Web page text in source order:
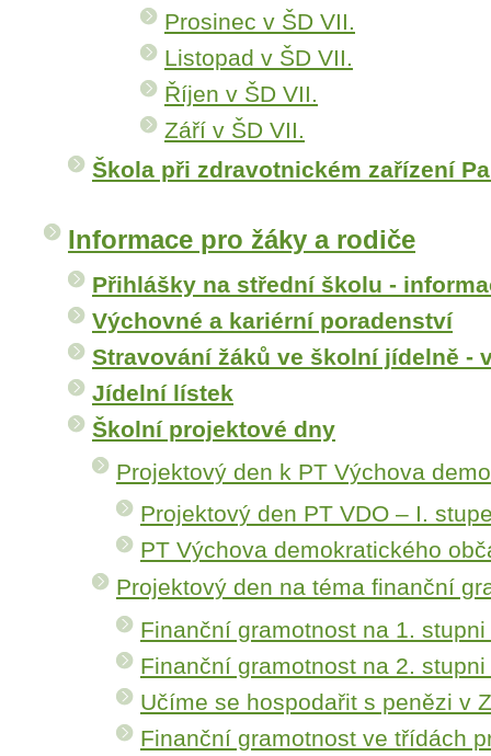
Prosinec v ŠD VII.
Listopad v ŠD VII.
Říjen v ŠD VII.
Září v ŠD VII.
Škola při zdravotnickém zařízení
Informace pro žáky a rodiče
Přihlášky na střední školu -
Výchovné a kariérní poradenství
Stravování žáků ve školní jídelně -
Jídelní lístek
Školní projektové dny
Projektový den k PT Výchova
Projektový den PT VDO – I.
PT Výchova demokratického
Projektový den na téma finanční
Finanční gramotnost na 1. stupni
Finanční gramotnost na 2. stupni
Učíme se hospodařit s penězi v
Finanční gramotnost ve třídách